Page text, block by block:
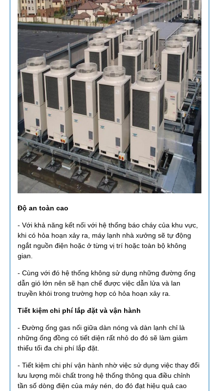
Độ an toàn cao
- Với khả năng kết nối với hệ thống báo cháy của khu vực,
khi có hỏa hoạn xảy ra, máy lạnh nhà xưởng sẽ tự động
ngắt nguồn điện hoặc ở từng vị trí hoặc toàn bộ không
gian.
- Cùng với đó hệ thống không sử dụng những đường ống
dẫn gió lớn nên sẽ hạn chế được việc dẫn lửa và lan
truyền khói trong trường hợp có hỏa hoạn xảy ra.
Tiết kiệm chi phí lắp đặt và vận hành
- Đường ống gas nối giữa dàn nóng và dàn lạnh chỉ là
những ống đồng có tiết diện rất nhỏ do đó sẽ làm giảm
thiểu tối đa chi phí lắp đặt.
- Tiết kiệm chi phí vận hành nhờ việc sử dụng việc thay đổi
lưu lượng môi chất trong hệ thống thông qua điều chỉnh
tần số dòng điện của máy nén, do đó đạt hiệu quả cao